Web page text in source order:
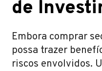
de
Embora comprar
possa trazer
riscos envolvidos.